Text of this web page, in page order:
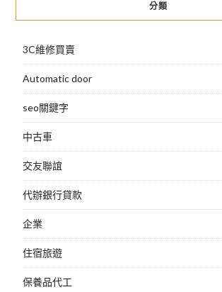
分類
3C維修買賣
Automatic door
seo關鍵字
中古車
交友聯誼
代辦銀行貸款
企業
住宿旅遊
保養品代工